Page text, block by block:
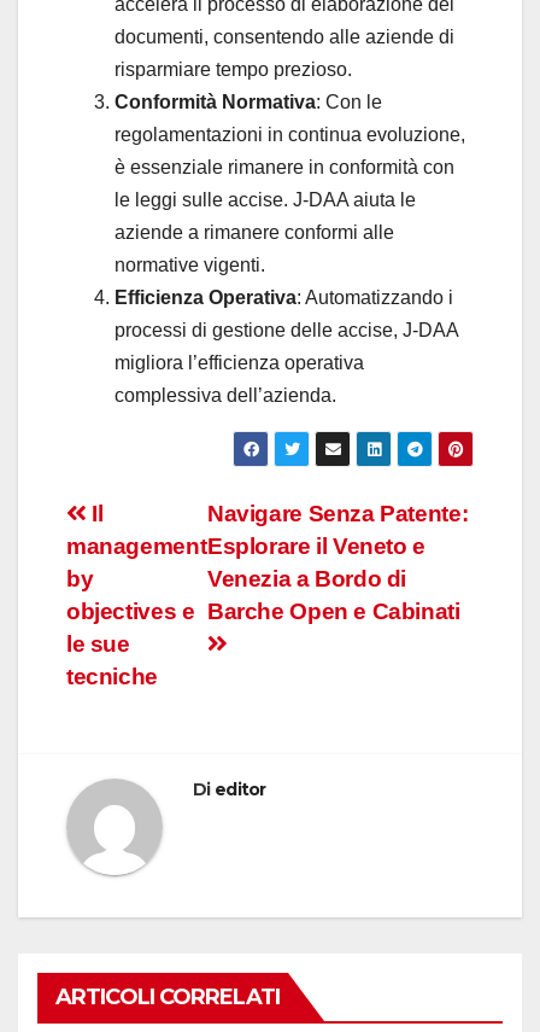
documenti, consentendo alle aziende di
risparmiare tempo prezioso.
Conformità Normativa: Con le
regolamentazioni in continua evoluzione,
è essenziale rimanere in conformità con
le leggi sulle accise. J-DAA aiuta le
aziende a rimanere conformi alle
normative vigenti.
Efficienza Operativa: Automatizzando i
processi di gestione delle accise, J-DAA
migliora l’efficienza operativa
complessiva dell’azienda.
Navigazione
articoli
Navigare Senza Patente:
Esplorare il Veneto e
Venezia a Bordo di
Barche Open e Cabinati
Il
management
by
objectives e
le sue
tecniche
Di editor
ARTICOLI CORRELATI